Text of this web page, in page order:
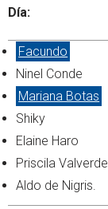
Día:
Facundo
Ninel Conde
Mariana Botas
Shiky
Elaine Haro
Priscila Valverde
Aldo de Nigris.